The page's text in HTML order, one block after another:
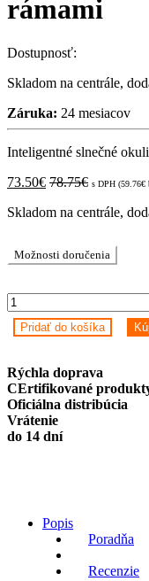
rámami
Dostupnosť:
Skladom na centrále,
Záruka: 24 mesiacov
Inteligentné slnečné
73.50€ 78.75€ s DPH (59.76€
Skladom na centrále,
Možnosti doručenia
Inteligentné
slnečné
okuliare
s
hranatými
rámami
quantity
Pridať do košíka
Rýchla doprava
CErtifikované
Oficiálna distribúcia
Vrátenie
do 14 dní
Popis
Poradňa
Recenzie